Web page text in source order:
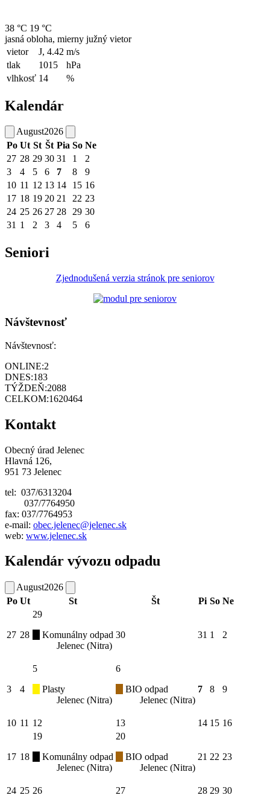
38 °C 19 °C
jasná obloha, mierny južný vietor
vietor
J, 4.42 m/s
tlak
1015
hPa
vlhkosť 14 %
Kalendár
August2026
Po Ut St Št Pia So Ne
27 28 29 30 31 1
2
3
4 5 6 7 8
9
10 11 12 13 14 15 16
17 18 19 20 21 22 23
24 25 26 27 28 29 30
31 1 2 3 4 5 6
Seniori
Zjednodušená verzia stránok pre seniorov
Návštevnosť
Návštevnosť:
ONLINE:2
DNES:183
TÝŽDEŇ:2088
CELKOM:1620464
Kontakt
Obecný úrad Jelenec
Hlavná 126,
951 73 Jelenec
tel: 037/6313204
037/7764950
fax: 037/7764953
e-mail: obec.jelenec@jelenec.sk
web: www.jelenec.sk
Kalendár vývozu odpadu
August2026
Po Ut St Št Pi So Ne
27 28
29
Komunálny odpad
Jelenec (Nitra)
30 31 1 2
3 4
5
Plasty
Jelenec (Nitra)
6
BIO odpad
Jelenec (Nitra)
7 8 9
10 11 12 13 14 15 16
17 18
19
Komunálny odpad
Jelenec (Nitra)
20
BIO odpad
Jelenec (Nitra)
21 22 23
24 25 26 27 28 29 30